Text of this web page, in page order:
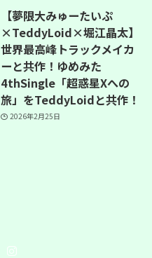
【夢限大みゅーたいぷ
×TeddyLoid×堀江晶太】
世界最高峰トラックメイカ
ーと共作！ゆめみた
4thSingle「超惑星Xへの
旅」をTeddyLoidと共作！
2026年2月25日